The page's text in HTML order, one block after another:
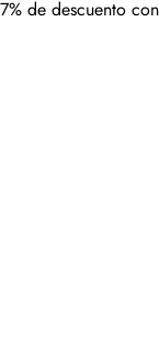
7% de descuento